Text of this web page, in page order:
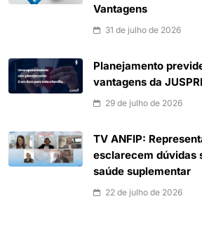
Vantagens
31 de julho de 2026
Planejamento
vantagens da
29 de julho de 2026
TV ANFIP:
esclarecem dúvidas
saúde suplementar
22 de julho de 2026